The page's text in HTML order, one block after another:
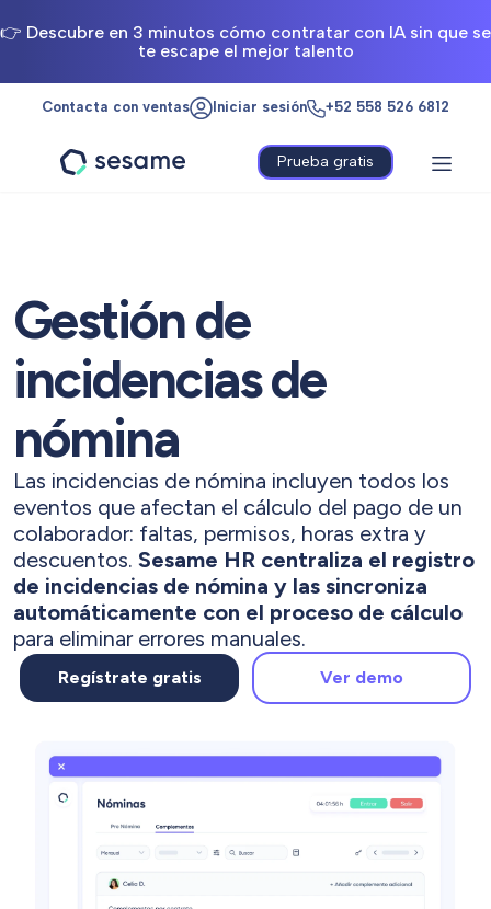
👉 Descubre en 3 minutos cómo contratar con IA sin que se
te escape el mejor talento
Contacta con ventas Iniciar sesión +52 558 526 6812
Prueba gratis
Gestión de
incidencias de
nómina
Las incidencias de nómina incluyen todos los
eventos que afectan el cálculo del pago de un
colaborador: faltas, permisos, horas extra y
descuentos. Sesame HR centraliza el registro
de incidencias de nómina y las sincroniza
automáticamente con el proceso de cálculo
para eliminar errores manuales.
Regístrate gratis Ver demo